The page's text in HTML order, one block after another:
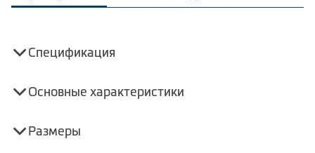
Спецификация
Основные характеристики
Размеры